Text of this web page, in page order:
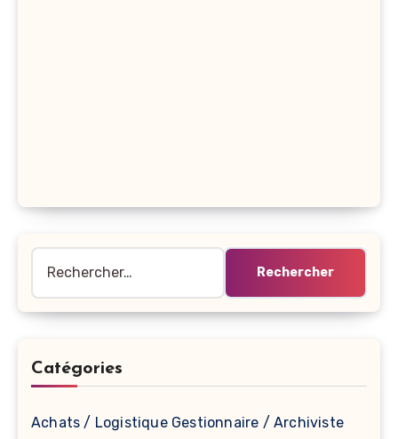
Catégories
Achats / Logistique Gestionnaire / Archiviste